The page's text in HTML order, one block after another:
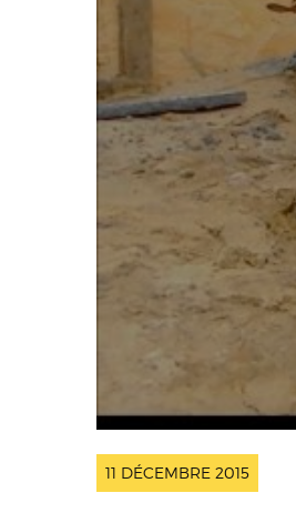
11 DÉCEMBRE 2015